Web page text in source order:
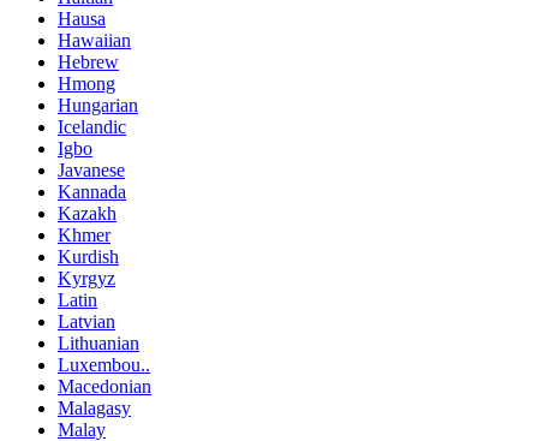
Hausa
Hawaiian
Hebrew
Hmong
Hungarian
Icelandic
Igbo
Javanese
Kannada
Kazakh
Khmer
Kurdish
Kyrgyz
Latin
Latvian
Lithuanian
Luxembou..
Macedonian
Malagasy
Malay